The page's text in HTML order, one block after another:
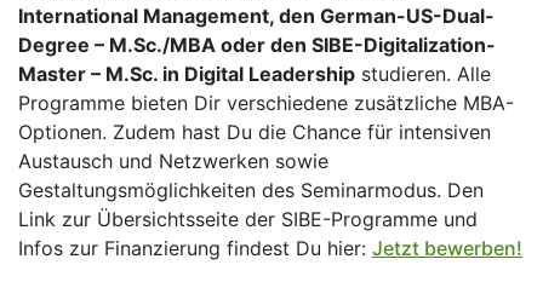
International Management, den German-US-Dual-
Degree – M.Sc./MBA oder den SIBE-Digitalization-
Master – M.Sc. in Digital Leadership studieren. Alle
Programme bieten Dir verschiedene zusätzliche MBA-
Optionen. Zudem hast Du die Chance für intensiven
Austausch und Netzwerken sowie
Gestaltungsmöglichkeiten des Seminarmodus. Den
Link zur Übersichtsseite der SIBE-Programme und
Infos zur Finanzierung findest Du hier: Jetzt bewerben!